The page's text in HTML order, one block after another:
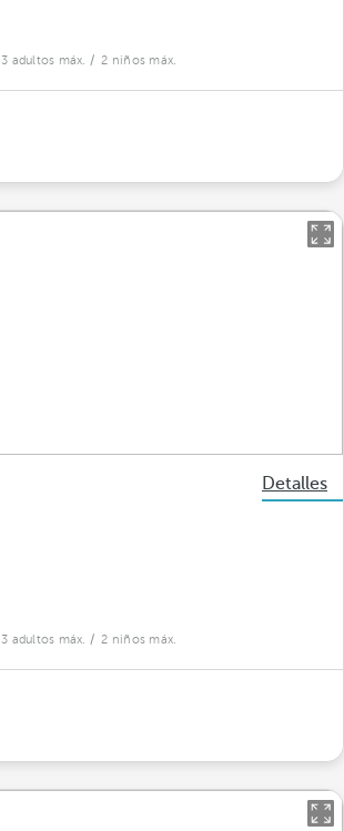
3 adultos máx. / 2 niños máx.
Detalles
3 adultos máx. / 2 niños máx.